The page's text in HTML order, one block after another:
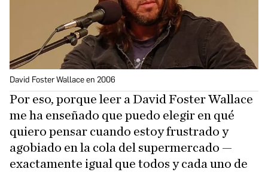
David Foster Wallace en 2006
Por eso, porque leer a David Foster Wallace
me ha enseñado que puedo elegir en qué
quiero pensar cuando estoy frustrado y
agobiado en la cola del supermercado —
exactamente igual que todos y cada uno de